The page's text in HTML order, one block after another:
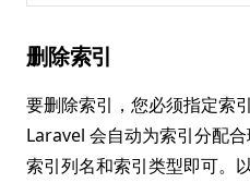
删除索引
要删除索引，您必须指定索
Laravel 会自动为索引分配合
索引列名和索引类型即可。